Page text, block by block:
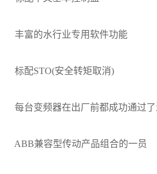
丰富的水行业专用软件功能
标配STO(安全转矩取消)
每台变频器在出厂前都成功通过了
ABB兼容型传动产品组合的一员